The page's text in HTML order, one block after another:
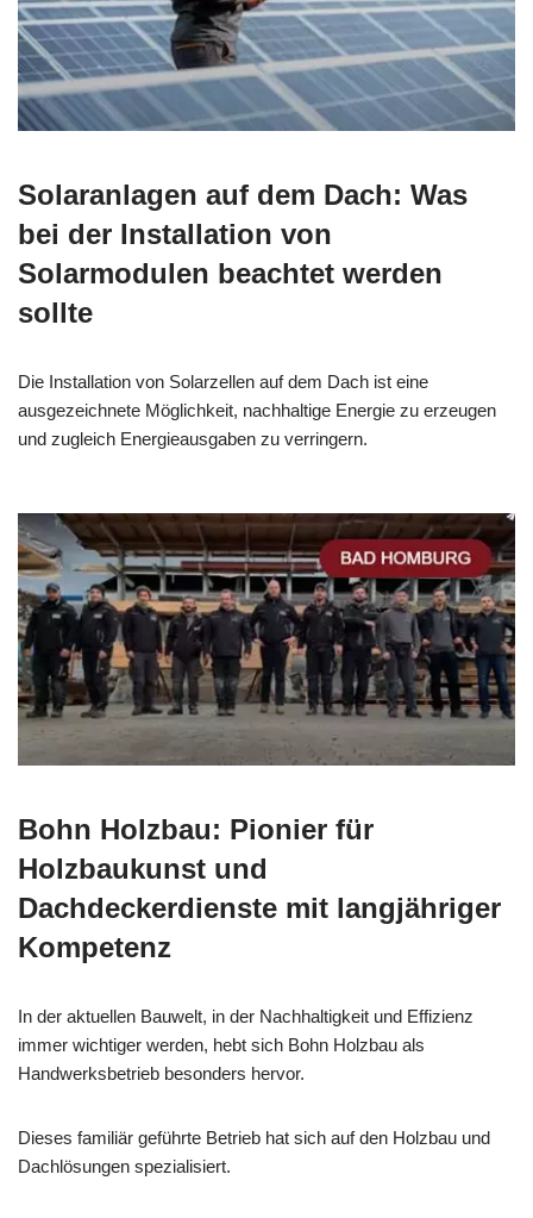
Solaranlagen auf dem Dach: Was
bei der Installation von
Solarmodulen beachtet werden
sollte
Die Installation von Solarzellen auf dem Dach ist eine
ausgezeichnete Möglichkeit, nachhaltige Energie zu erzeugen
und zugleich Energieausgaben zu verringern.
Bohn Holzbau: Pionier für
Holzbaukunst und
Dachdeckerdienste mit langjähriger
Kompetenz
In der aktuellen Bauwelt, in der Nachhaltigkeit und Effizienz
immer wichtiger werden, hebt sich Bohn Holzbau als
Handwerksbetrieb besonders hervor.
Dieses familiär geführte Betrieb hat sich auf den Holzbau und
Dachlösungen spezialisiert.